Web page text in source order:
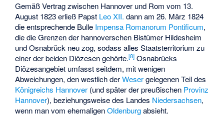
Gemäß Vertrag zwischen Hannover und Rom vom 13.
August 1823 erließ Papst Leo XII. dann am 26. März 1824
die entsprechende Bulle Impensa Romanorum Pontificum,
die die Grenzen der hannoverschen Bistümer Hildesheim
und Osnabrück neu zog, sodass alles Staatsterritorium zu
einer der beiden Diözesen gehörte.[8] Osnabrücks
Diözesangebiet umfasst seitdem, mit wenigen
Abweichungen, den westlich derWesergelegenen Teil des
Königreichs Hannover (und später der preußischen Provinz
Hannover), beziehungsweise des Landes Niedersachsen,
wenn man vom ehemaligenOldenburgabsieht.